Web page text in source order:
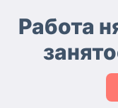
Работа